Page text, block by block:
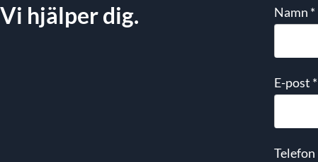
hjälper dig. Namn *
E-post *
Telefon